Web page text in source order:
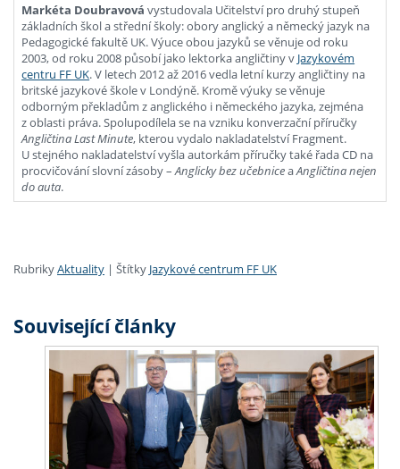
Markéta Doubravová vystudovala Učitelství pro druhý stupeň
základních škol a střední školy: obory anglický a německý jazyk na
Pedagogické fakultě UK. Výuce obou jazyků se věnuje od roku
2003, od roku 2008 působí jako lektorka angličtiny v Jazykovém
centru FF UK. V letech 2012 až 2016 vedla letní kurzy angličtiny na
britské jazykové škole v Londýně. Kromě výuky se věnuje
odborným překladům z anglického i německého jazyka, zejména
z oblasti práva. Spolupodílela se na vzniku konverzační příručky
Angličtina Last Minute, kterou vydalo nakladatelství Fragment.
U stejného nakladatelství vyšla autorkám příručky také řada CD na
procvičování slovní zásoby –Anglicky bez učebniceaAngličtina nejen
do auta.
RubrikyAktuality | Štítky Jazykové centrum FF UK
Související články